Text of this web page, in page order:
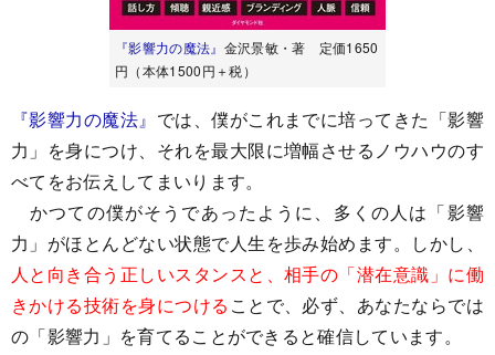
『影響力の魔法』 金沢景敏・著 定価1650
円（本体1500円＋税）
『影響力の魔法』 では、僕がこれまでに培ってきた「影響
力」を身につけ、それを最大限に増幅させるノウハウのす
べてをお伝えしてまいります。
かつての僕がそうであったように、多くの人は「影響
力」がほとんどない状態で人生を歩み始めます。しかし、
人と向き合う正しいスタンスと、相手の「潜在意識」に働
きかける技術を身につける ことで、必ず、あなたならでは
の「影響力」を育てることができると確信しています。